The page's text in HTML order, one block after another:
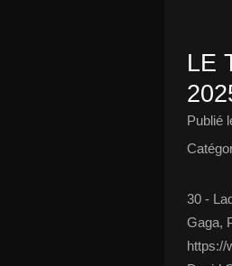
LE
Publié
30 -
Gaga,
https://